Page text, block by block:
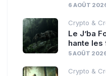
6 AOÛT
Crypto &
Le J’ba
hante les
5 AOÛT
Crypto &